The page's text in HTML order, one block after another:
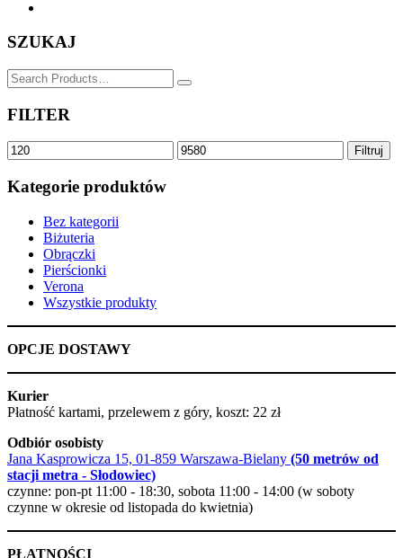
SZUKAJ
SZUKAJ
for:
FILTER
Cena
min
Cena
max
Filtruj
Kategorie produktów
Bez kategorii
Biżuteria
Obrączki
Pierścionki
Verona
Wszystkie produkty
OPCJE DOSTAWY
Kurier
Płatność kartami, przelewem z góry, koszt: 22 zł
Odbiór osobisty
Jana Kasprowicza 15, 01-859 Warszawa-Bielany (50 metrów od
stacji metra - Słodowiec)
czynne: pon-pt 11:00 - 18:30, sobota 11:00 - 14:00 (w soboty
czynne w okresie od listopada do kwietnia)
PŁATNOŚCI